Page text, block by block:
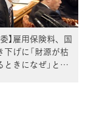
】雇用保険料、国
下げに「財源が枯
ときになぜ」と道